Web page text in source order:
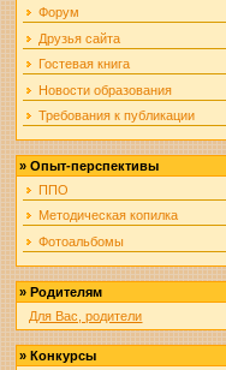
Форум
Друзья сайта
Гостевая книга
Новости образования
Требования к публикации
»Опыт-перспективы
ППО
Методическая копилка
Фотоальбомы
»Родителям
Для Вас, родители
»Конкурсы